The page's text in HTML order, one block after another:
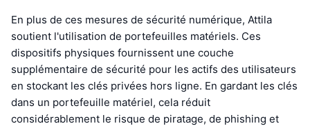
En plus de ces mesures de sécurité numérique, Attila
soutient l'utilisation de portefeuilles matériels. Ces
dispositifs physiques fournissent une couche
supplémentaire de sécurité pour les actifs des utilisateurs
en stockant les clés privées hors ligne. En gardant les clés
dans un portefeuille matériel, cela réduit
considérablement le risque de piratage, de phishing et